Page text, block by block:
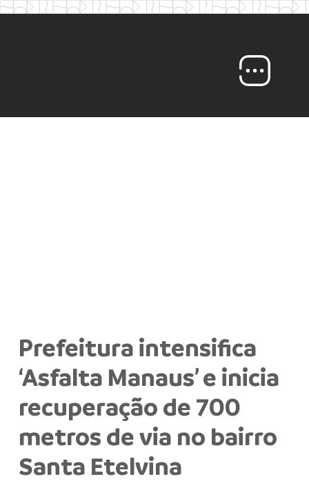
Prefeitura intensifica
‘Asfalta Manaus’ e inicia
recuperação de 700
metros de via no bairro
Santa Etelvina